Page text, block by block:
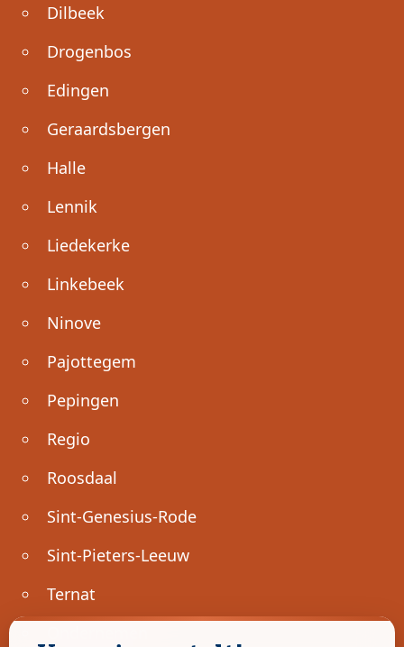
Dilbeek
Drogenbos
Edingen
Geraardsbergen
Halle
Lennik
Liedekerke
Linkebeek
Ninove
Pajottegem
Pepingen
Regio
Roosdaal
Sint-Genesius-Rode
Sint-Pieters-Leeuw
Ternat